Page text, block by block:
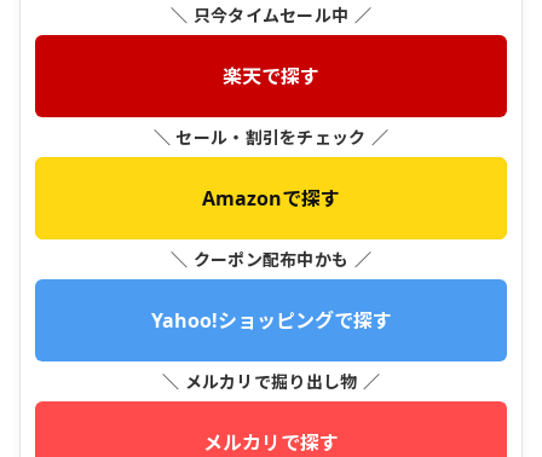
＼ 只今タイムセール中 ／
楽天で探す
＼ セール・割引をチェック ／
Amazonで探す
＼ クーポン配布中かも ／
Yahoo!ショッピングで探す
＼ メルカリで掘り出し物 ／
メルカリで探す